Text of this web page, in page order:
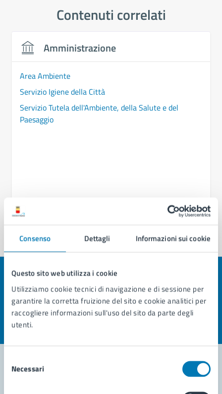
Consenso Dettagli Informazioni sui cookie
Questo sito web utilizza i cookie
Utilizziamo cookie tecnici di navigazione e di sessione per
garantire la corretta fruizione del sito e cookie analitici per
raccogliere informazioni sull'uso del sito da parte degli
utenti.
delNecessari
Contenuti correlati
Amministrazione
Area Ambiente
Servizio Igiene della Città
Servizio Tutela dell'Ambiente, della Salute e del
Paesaggio
Quanto sono chiare le informazioni su questa
pagina?
Valuta la chiarezza delle informazioni (da 1 a 5 stelle)
Seleziona il numero di stelle per valutare la chiarezza delle
Valuta 2 stelle su 5
Valuta 1 stelle su 5